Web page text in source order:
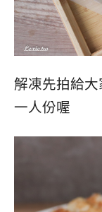
解凍先拍給
一人份喔